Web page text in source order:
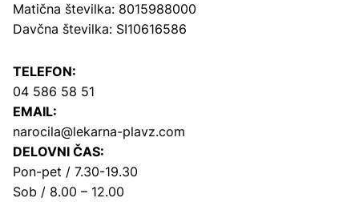
Matična številka: 8015988000
Davčna številka: SI10616586
TELEFON:
04 586 58 51
EMAIL:
narocila@lekarna-plavz.com
DELOVNI ČAS:
Pon-pet / 7.30-19.30
Sob / 8.00 – 12.00